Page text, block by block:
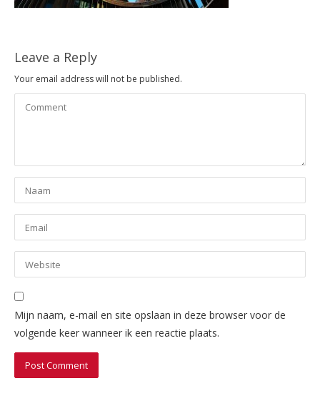
Leave a Reply
Your email address will not be published.
Mijn naam, e-mail en site opslaan in deze browser voor de
volgende keer wanneer ik een reactie plaats.